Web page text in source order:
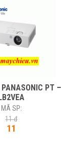
PANASONIC PT –
LB2VEA
MÃ SP:
11 đ
11